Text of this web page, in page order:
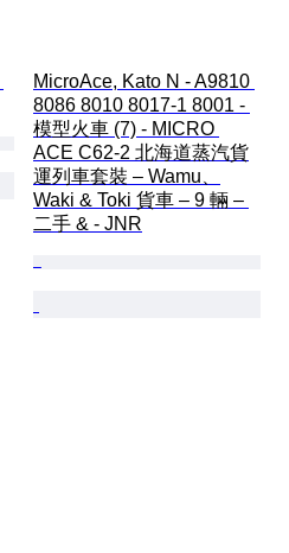
MicroAce, Kato N - A9810
8086 8010 8017-1 8001 -
模型火車 (7) - MICRO
ACE C62-2 北海道蒸汽貨
運列車套裝 – Wamu、
Waki & Toki 貨車 – 9 輛 –
二手 & - JNR